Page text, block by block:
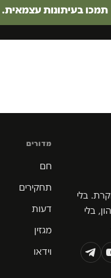
תמכו בעיתונות
בלי
בלי
מדורים
חם
תחקירים
דעות
מגזין
וידאו